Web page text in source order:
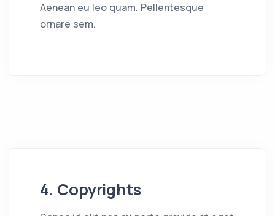
Aenean eu leo quam. Pellentesque
ornare sem.
4. Copyrights